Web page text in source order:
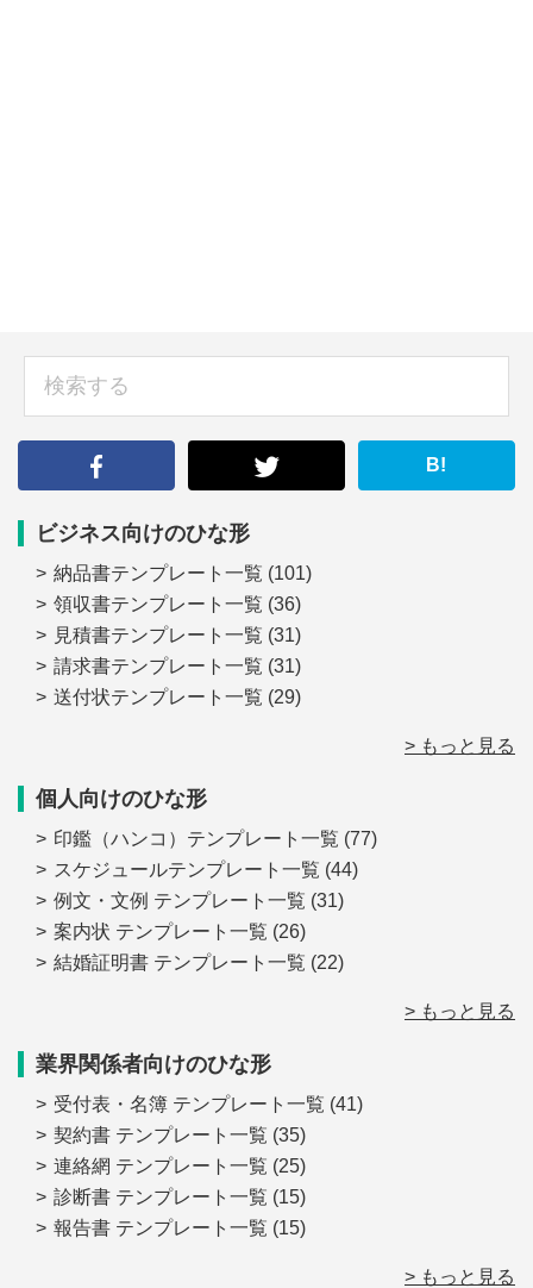
B!
ビジネス向けのひな形
納品書テンプレート一覧 (101)
領収書テンプレート一覧 (36)
見積書テンプレート一覧 (31)
請求書テンプレート一覧 (31)
送付状テンプレート一覧 (29)
> もっと見る
個人向けのひな形
印鑑（ハンコ）テンプレート一覧 (77)
スケジュールテンプレート一覧 (44)
例文・文例 テンプレート一覧 (31)
案内状 テンプレート一覧 (26)
結婚証明書 テンプレート一覧 (22)
> もっと見る
業界関係者向けのひな形
受付表・名簿 テンプレート一覧 (41)
契約書 テンプレート一覧 (35)
連絡網 テンプレート一覧 (25)
診断書 テンプレート一覧 (15)
報告書 テンプレート一覧 (15)
> もっと見る